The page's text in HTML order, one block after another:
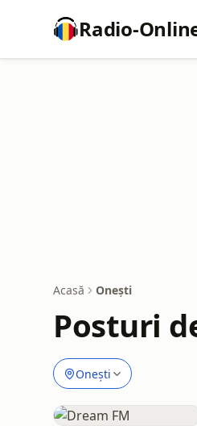
Radio-
Acasă Onești
Posturi
Onești